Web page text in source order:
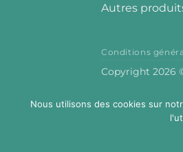
Autres
Conditions
Copyright 2026
Nous utilisons des cookies sur